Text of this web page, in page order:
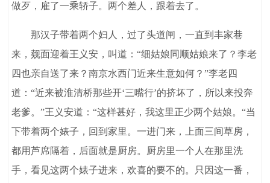
做歹，雇了一乘轿子。两个差人，跟着去了。
那汉子带着两个妇人，过了头道闸，一直到丰家巷
来，觌面迎着王义安，叫道：“细姑娘同顺姑娘来了？李老
四也亲自送了来？南京水西门近来生意如何？”李老四
道：“近来被淮清桥那些开‘三嘴行’的挤坏了，所以来投奔
老爹。”王义安道：“这样甚好，我这里正少两个姑娘。“当
下带着两个婊子，回到家里。一进门来，上面三间草房，
都用芦席隔着，后面就是厨房。厨房里一个人在那里洗
手，看见这两个婊子进来，欢喜的要不的。只因这一番，